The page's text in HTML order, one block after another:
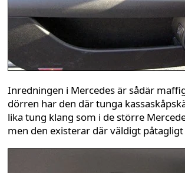
Inredningen i Mercedes är sådär
dörren har den där tunga
lika tung klang som i de större
men den existerar där väldigt påtagligt